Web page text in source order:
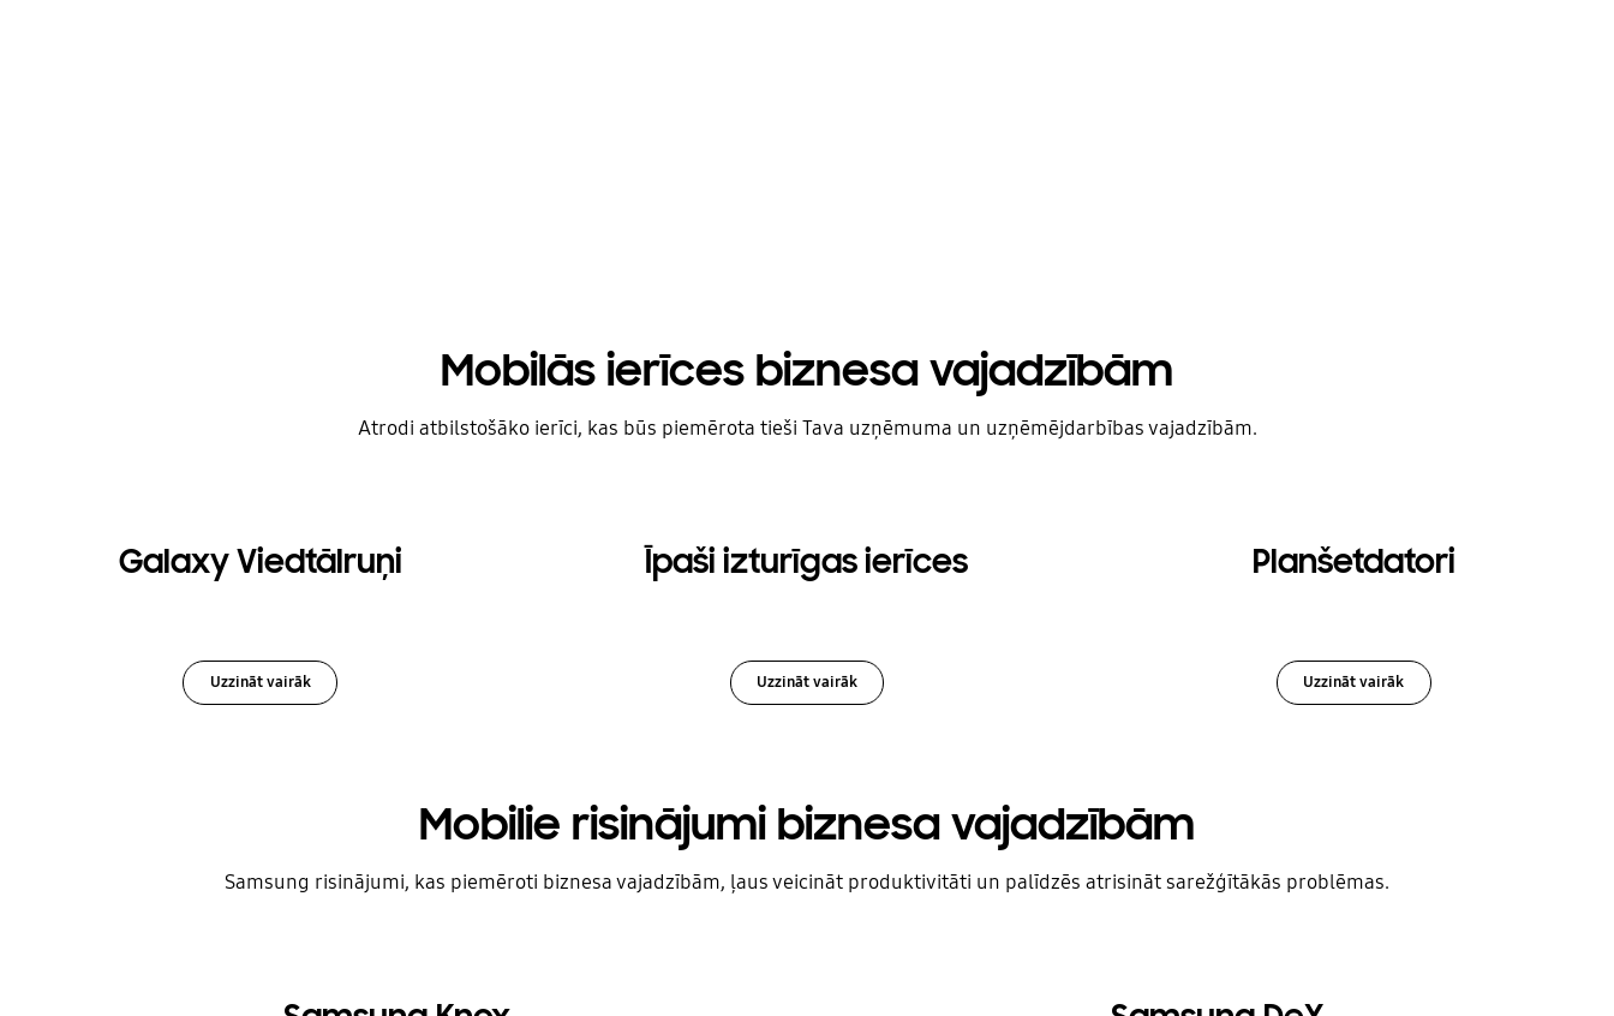
Mobilās ierīces biznesa vajadzībām
Atrodi atbilstošāko ierīci, kas būs piemērota tieši Tava uzņēmuma un uzņēmējdarbības vajadzībām.
Galaxy Viedtālruņi
Uzzināt vairāk
Īpaši izturīgas ierīces
Uzzināt vairāk
Planšetdatori
Uzzināt vairāk
Mobilie risinājumi biznesa vajadzībām
Samsung risinājumi, kas piemēroti biznesa vajadzībām, ļaus veicināt produktivitāti un palīdzēs atrisināt sarežģītākās problēmas.